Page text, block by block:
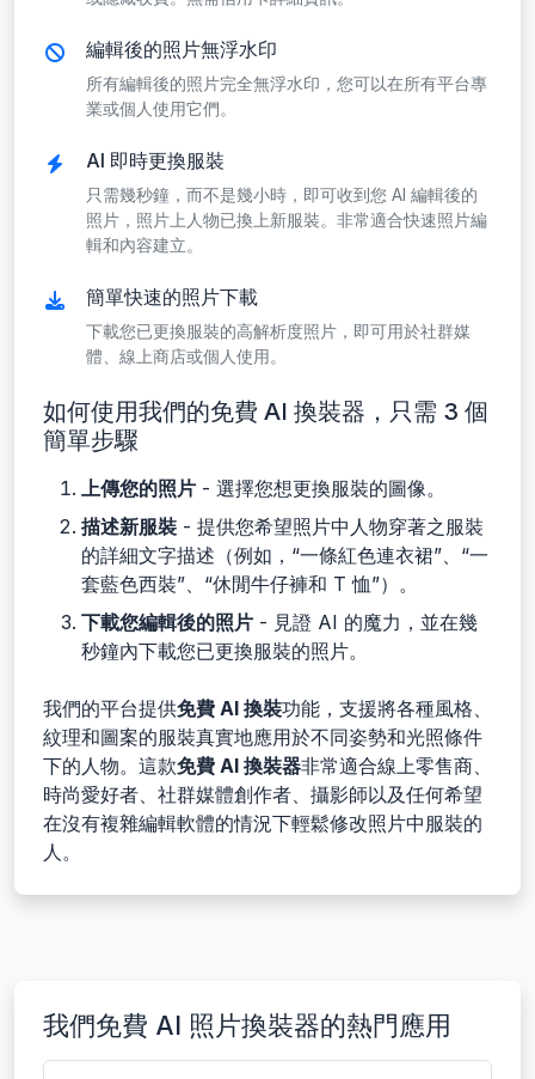
編輯後的照片無浮水印
所有編輯後的照片完全無浮水印，您可以在所有平台專
業或個人使用它們。
AI 即時更換服裝
只需幾秒鐘，而不是幾小時，即可收到您 AI 編輯後的
照片，照片上人物已換上新服裝。非常適合快速照片編
輯和內容建立。
簡單快速的照片下載
下載您已更換服裝的高解析度照片，即可用於社群媒
體、線上商店或個人使用。
如何使用我們的免費 AI 換裝器，只需 3 個
簡單步驟
上傳您的照片 - 選擇您想更換服裝的圖像。
描述新服裝 - 提供您希望照片中人物穿著之服裝
的詳細文字描述（例如，“一條紅色連衣裙”、“一
套藍色西裝”、“休閒牛仔褲和 T 恤”）。
下載您編輯後的照片 - 見證 AI 的魔力，並在幾
秒鐘內下載您已更換服裝的照片。
我們的平台提供免費 AI 換裝功能，支援將各種風格、
紋理和圖案的服裝真實地應用於不同姿勢和光照條件
下的人物。這款免費 AI 換裝器非常適合線上零售商、
時尚愛好者、社群媒體創作者、攝影師以及任何希望
在沒有複雜編輯軟體的情況下輕鬆修改照片中服裝的
人。
我們免費 AI 照片換裝器的熱門應用